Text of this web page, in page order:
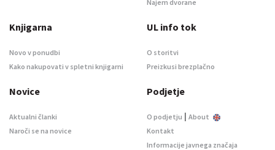
Najem dvorane
Knjigarna
Novo v ponudbi
Kako nakupovati v spletni knjigarni
UL info tok
O storitvi
Preizkusi brezplačno
Novice
Aktualni članki
Naroči se na novice
Podjetje
O podjetju | About
Kontakt
Informacije javnega značaja